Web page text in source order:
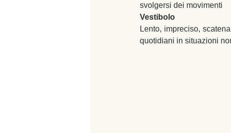
svolgersi dei movimenti
Vestibolo
Lento, impreciso,
quotidiani in situazioni